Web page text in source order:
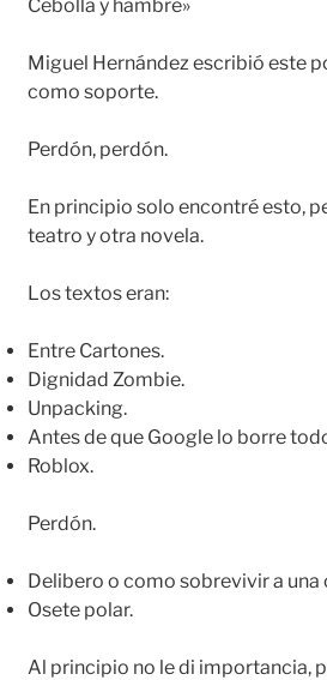
Cebolla y hambre»
Miguel Hernández escribió este
como soporte.
Perdón, perdón.
En principio solo encontré esto,
teatro y otra novela.
Los textos eran:
Entre Cartones.
Dignidad Zombie.
Unpacking.
Antes de que Google lo borre
Roblox.
Perdón.
Delibero o como sobrevivir a una
Osete polar.
Al principio no le di importancia,